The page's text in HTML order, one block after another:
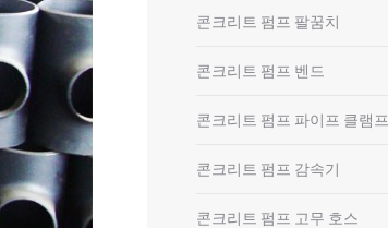
콘크리트 펌프 팔꿈치
콘크리트 펌프 벤드
콘크리트 펌프 파이프 클램프
콘크리트 펌프 감속기
콘크리트 펌프 고무 호스